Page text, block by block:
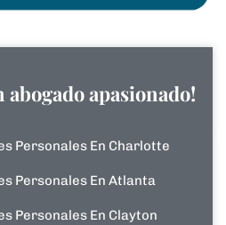
abogado apasionado!
Personales En Charlotte
Personales En Atlanta
Personales En Clayton